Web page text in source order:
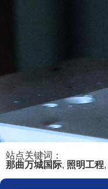
站点关键词：
那曲万城国际, 照明工程,